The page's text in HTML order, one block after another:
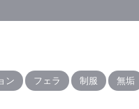
ン フェラ 制服 無垢